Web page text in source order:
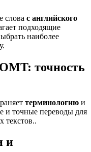
слова с английского
подходящие
наиболее
точность
терминологию и
и точные переводы для
текстов..
и